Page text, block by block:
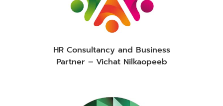
HR Consultancy and Business
Partner – Vichat Nilkaopeeb